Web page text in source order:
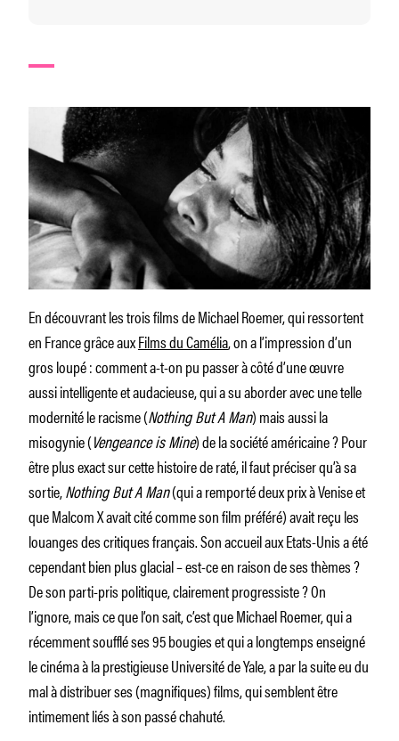
En découvrant les trois films de Michael Roemer, qui ressortent
en France grâce auxFilms du Camélia, on a l’impression d’un
gros loupé : comment a-t-on pu passer à côté d’une œuvre
aussi intelligente et audacieuse, qui a su aborder avec une telle
modernité le racisme (Nothing But A Man) mais aussi la
misogynie (Vengeance is Mine) de la société américaine ? Pour
être plus exact sur cette histoire de raté, il faut préciser qu’à sa
sortie,Nothing But A Man(qui a remporté deux prix à Venise et
que Malcom X avait cité comme son film préféré) avait reçu les
louanges des critiques français. Son accueil aux Etats-Unis a été
cependant bien plus glacial – est-ce en raison de ses thèmes ?
De son parti-pris politique, clairement progressiste ? On
l’ignore, mais ce que l’on sait, c’est que Michael Roemer, qui a
récemment soufflé ses 95 bougies et qui a longtemps enseigné
le cinéma à la prestigieuse Université de Yale, a par la suite eu du
mal à distribuer ses (magnifiques) films, qui semblent être
intimement liés à son passé chahuté.